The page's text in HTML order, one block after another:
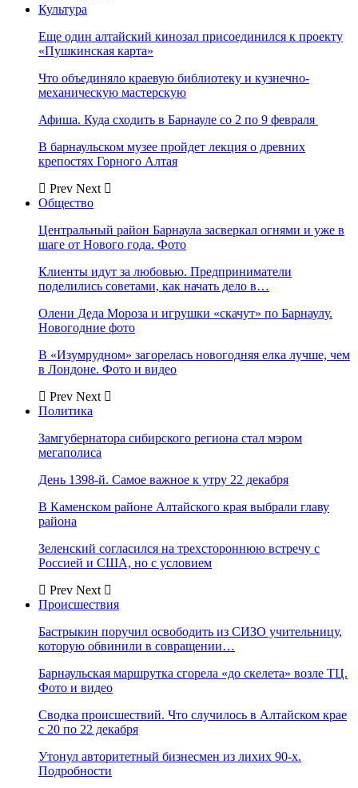
Культура
Еще один алтайский кинозал присоединился к проекту
«Пушкинская карта»
Что объединяло краевую библиотеку и кузнечно-
механическую мастерскую
Афиша. Куда сходить в Барнауле со 2 по 9 февраля
В барнаульском музее пройдет лекция о древних
крепостях Горного Алтая
Prev Next
Общество
Центральный район Барнаула засверкал огнями и уже в
шаге от Нового года. Фото
Клиенты идут за любовью. Предприниматели
поделились советами, как начать дело в…
Олени Деда Мороза и игрушки «скачут» по Барнаулу.
Новогодние фото
В «Изумрудном» загорелась новогодняя елка лучше, чем
в Лондоне. Фото и видео
Prev Next
Политика
Замгубернатора сибирского региона стал мэром
мегаполиса
День 1398-й. Самое важное к утру 22 декабря
В Каменском районе Алтайского края выбрали главу
района
Зеленский согласился на трехстороннюю встречу с
Россией и США, но с условием
Prev Next
Происшествия
Бастрыкин поручил освободить из СИЗО учительницу,
которую обвинили в совращении…
Барнаульская маршрутка сгорела «до скелета» возле ТЦ.
Фото и видео
Сводка происшествий. Что случилось в Алтайском крае
с 20 по 22 декабря
Утонул авторитетный бизнесмен из лихих 90-х.
Подробности